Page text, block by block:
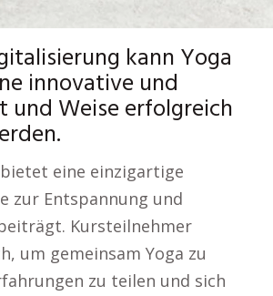
kann Yoga
innovative und
und Weise erfolgreich
eine einzigartige
zur Entspannung und
Kursteilnehmer
um gemeinsam Yoga zu
zu teilen und sich